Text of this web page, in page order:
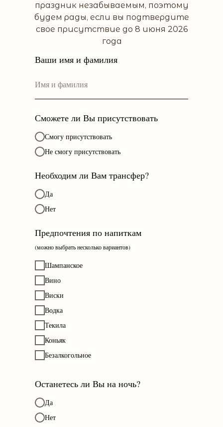
праздник незабываемым, поэтому
будем рады, если вы подтвердите
свое присутствие до 8 июня 2026
года
Ваши имя и фамилия
Сможете ли Вы присутствовать
Смогу присутствовать
Не смогу присутствовать
Необходим ли Вам трансфер?
Да
Нет
Предпочтения по напиткам
(можно выбрать несколько вариантов)
Шампанское
Вино
Виски
Водка
Текила
Коньяк
Безалкогольное
Останетесь ли Вы на ночь?
Да
Нет